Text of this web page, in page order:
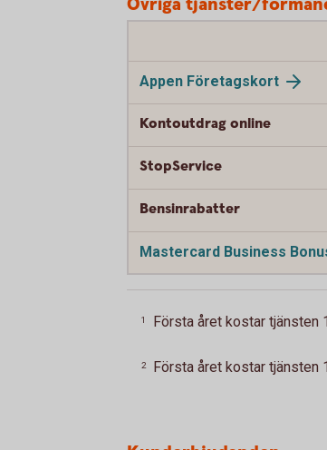
Appen Företagskort
Kontoutdrag online
StopService
Bensinrabatter
Mastercard Business
1 Första året kostar tjänsten
2 Första året kostar tjänsten